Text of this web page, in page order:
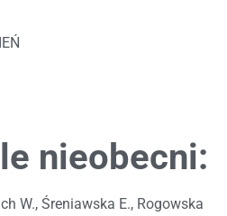
nieobecni:
W., Śreniawska E., Rogowska